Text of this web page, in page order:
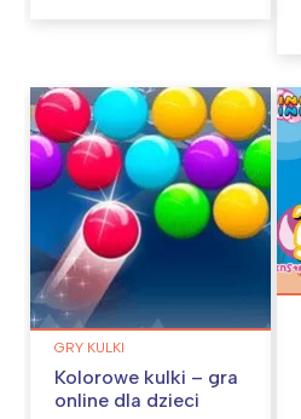
GRY KULKI
Kolorowe kulki – gra
online dla dzieci